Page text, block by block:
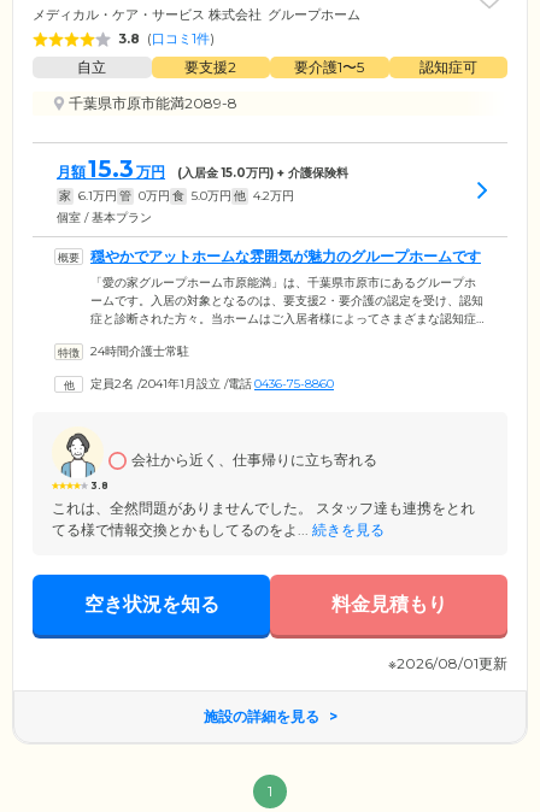
メディカル・ケア・サービス 株式会社 グループホーム
3.8 (口コミ1件)
自立 要支援2 要介護1〜5
認知症可
千葉県市原市能満2089-8
月額15.3 万円 (入居金15.0万円) + 介護保険料
家 6.1万円 管 0万円 食 5.0万円 他 4.2万円
個室 / 基本プラン
穏やかでアットホームな雰囲気が魅力のグループホームです
「愛の家グループホーム市原能満」は、千葉県市原市にあるグループホ
ームです。入居の対象となるのは、要支援2・要介護の認定を受け、認知
症と診断された方々。当ホームはご入居者様によってさまざまな認知症
ケアスタッフのもと、最大9名の少人数制のグループで共同生活を送るこ
組みながら、認知機能の維持・向上を図っています。また当ホームは全
24時間介護士常駐
定員2名 /2041年1月設立 /電話0436-75-8860
3.8
会社から近く、仕事帰りに立ち寄れる
これは、全然問題がありませんでした。 スタッフ達も連携をとれ
てる様で情報交換とかもしてるのをよ... 続きを見る
空き状況を知る 料金見積もり
※2026/08/01更新
施設の詳細を見る
1